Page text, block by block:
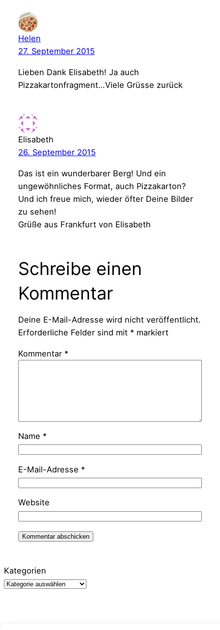
Helen
27. September 2015
Lieben Dank Elisabeth! Ja auch
Pizzakartonfragment…Viele Grüsse zurück
Elisabeth
26. September 2015
Das ist ein wunderbarer Berg! Und ein
ungewöhnliches Format, auch Pizzakarton?
Und ich freue mich, wieder öfter Deine Bilder
zu sehen!
Grüße aus Frankfurt von Elisabeth
Schreibe einen
Kommentar
Deine E-Mail-Adresse wird nicht veröffentlicht.
Erforderliche Felder sind mit *markiert
Kommentar *
Name *
E-Mail-Adresse *
Website
Kategorien